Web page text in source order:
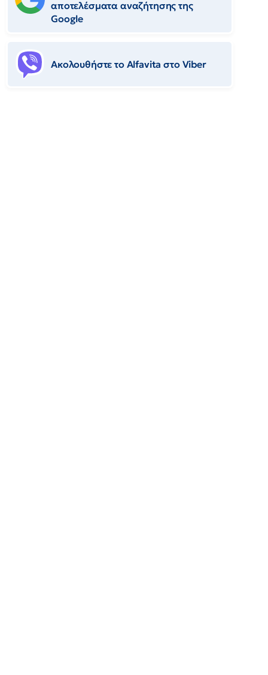
αποτελέσματα αναζήτησης της
Google
Ακολουθήστε το Αlfavita στο Viber